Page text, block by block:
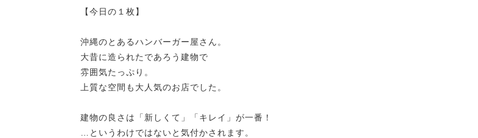
【今日の１枚】
沖縄のとあるハンバーガー屋さん。
大昔に造られたであろう建物で
雰囲気たっぷり。
上質な空間も大人気のお店でした。
建物の良さは「新しくて」「キレイ」が一番！
…というわけではないと気付かされます。